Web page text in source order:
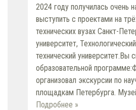
2024 году получилась очень
выступить с проектами на
технических вузах Санкт-
университет,
технический университет.Вы
образовательной
организовал экскурсии по
площадкам Петербурга.
Подробнее »